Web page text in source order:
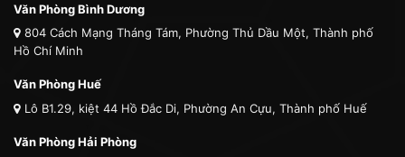
Văn Phòng Bình Dương
804 Cách Mạng Tháng Tám, Phường Thủ Dầu Một, Thành phố
Hồ Chí Minh
Văn Phòng Huế
Lô B1.29, kiệt 44 Hồ Đắc Di, Phường An Cựu, Thành phố Huế
Văn Phòng Hải Phòng